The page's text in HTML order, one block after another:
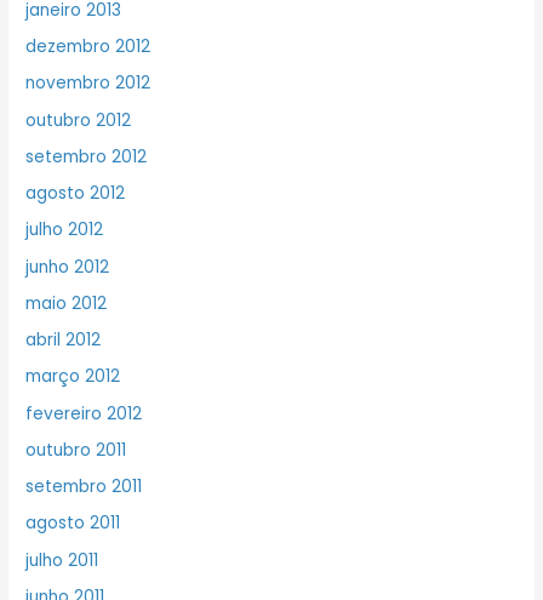
janeiro 2013
dezembro 2012
novembro 2012
outubro 2012
setembro 2012
agosto 2012
julho 2012
junho 2012
maio 2012
abril 2012
março 2012
fevereiro 2012
outubro 2011
setembro 2011
agosto 2011
julho 2011